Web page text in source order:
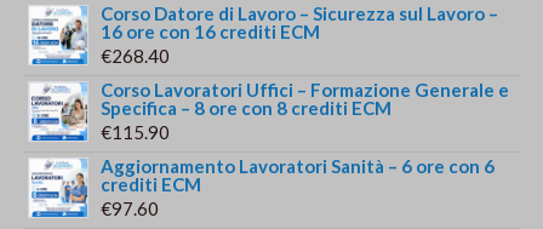
Corso Datore di Lavoro – Sicurezza sul Lavoro –
16 ore con 16 crediti ECM
€268.40
Corso Lavoratori Uffici – Formazione Generale e
Specifica – 8 ore con 8 crediti ECM
€115.90
Aggiornamento Lavoratori Sanità – 6 ore con 6
crediti ECM
€97.60